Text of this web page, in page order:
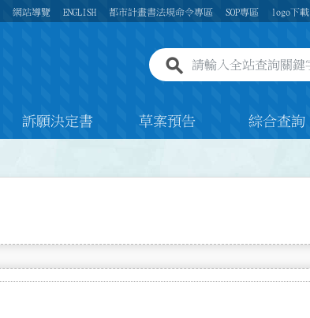
網站導覽 ENGLISH 都市計畫書法規命令專區 SOP專區 logo下載
全站查詢關鍵字欄位
訴願決定書 草案預告 綜合查詢